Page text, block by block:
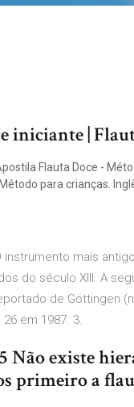
iniciante |
Flauta Doce -
para crianças.
instrumento mais
do século XIII. A
de Göttingen
em 1987. 3.
Não existe
primeiro a